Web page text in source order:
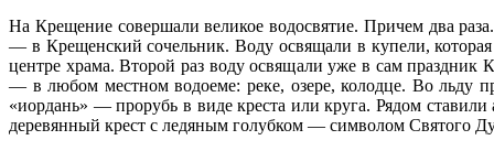
На Крещение совершали великое водосвятие. Причем два
— в Крещенский сочельник. Воду освящали в купели, которая
центре храма. Второй раз воду освящали уже в сам праздник
— в любом местном водоеме: реке, озере, колодце. Во льду
«иордань» — прорубь в виде креста или круга. Рядом ставили
деревянный крест с ледяным голубком — символом Святого